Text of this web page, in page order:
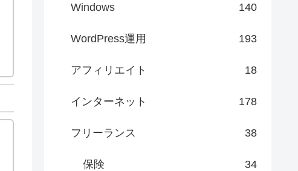
Windows 140
WordPress運用 193
アフィリエイト 18
インターネット 178
フリーランス 38
保険 34